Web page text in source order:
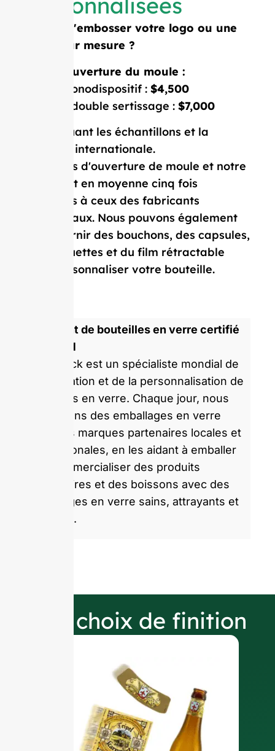
Besoin d'embosser votre logo ou une
forme sur mesure ?
Coût d'ouverture du moule :
Moule monodispositif : $4,500
Moule à double sertissage : $7,000
Prix incluant les échantillons et la
livraison internationale.
Nos coûts d'ouverture de moule et notre
MOQ sont en moyenne cinq fois
inférieurs à ceux des fabricants
occidentaux. Nous pouvons également
vous fournir des bouchons, des capsules,
des étiquettes et du film rétractable
pour personnaliser votre bouteille.
Fabricant de bouteilles en verre certifié
ISO 9001
GlassRock est un spécialiste mondial de
la fabrication et de la personnalisation de
bouteilles en verre. Chaque jour, nous
produisons des emballages en verre
pour des marques partenaires locales et
internationales, en les aidant à emballer
et à commercialiser des produits
alimentaires et des boissons avec des
emballages en verre sains, attrayants et
durables.
Nos choix de finition